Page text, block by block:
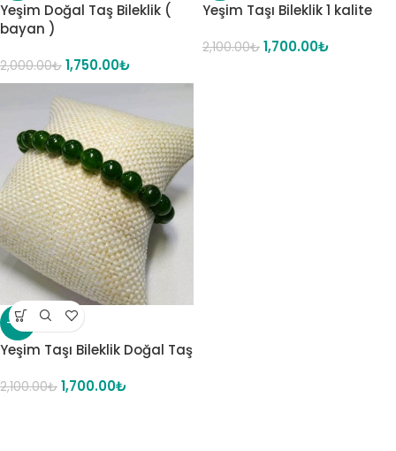
Yeşim Doğal Taş Bileklik (
bayan )
2,000.00₺ 1,750.00₺
Yeşim Taşı Bileklik 1 kalite
2,100.00₺ 1,700.00₺
-19%
Yeşim Taşı Bileklik Doğal Taş
2,100.00₺ 1,700.00₺